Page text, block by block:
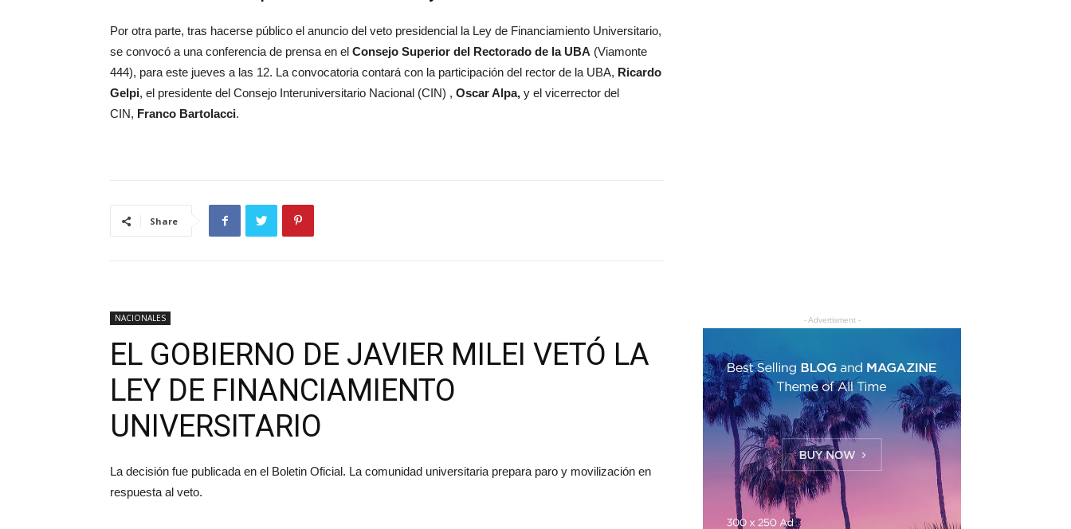
Por otra parte, tras hacerse público el anuncio del veto presidencial la Ley de Financiamiento Universitario,
se convocó a una conferencia de prensa en el Consejo Superior del Rectorado de la UBA (Viamonte
444), para este jueves a las 12. La convocatoria contará con la participación del rector de la UBA, Ricardo
Gelpi, el presidente del Consejo Interuniversitario Nacional (CIN) , Oscar Alpa, y el vicerrector del
CIN, Franco Bartolacci.
Share